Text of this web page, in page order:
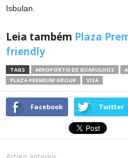
Isbulan.
Leia também Plaza
friendly
TAGS AEROPORTO DE GUARULHOS
PLAZA PREMIUM GROUP
VISA
Facebook Twitter